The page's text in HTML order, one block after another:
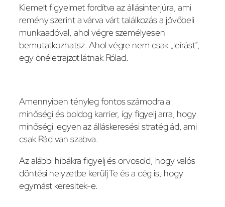
Kiemelt figyelmet fordítva az állásinterjúra, ami
remény szerint a várva várt találkozás a jövőbeli
munkaadóval, ahol végre személyesen
bemutatkozhatsz. Ahol végre nem csak „leírást”,
egy önéletrajzot látnak Rólad.
Amennyiben tényleg fontos számodra a
minőségi és boldog karrier, így figyelj arra, hogy
minőségi legyen az álláskeresési stratégiád, ami
csak Rád van szabva.
Az alábbi hibákra figyelj és orvosold, hogy valós
döntési helyzetbe kerülj Te és a cég is, hogy
egymást keresitek-e.